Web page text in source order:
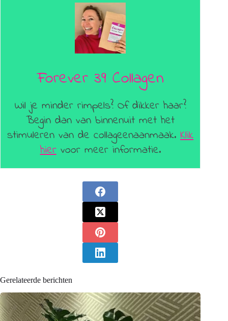
Forever 39 Collagen
Wil je minder rimpels? Of dikker haar?
Begin dan van binnenuit met het
stimuleren van de collageenaanmaak.Klik
hiervoor meer informatie.
Gerelateerde berichten